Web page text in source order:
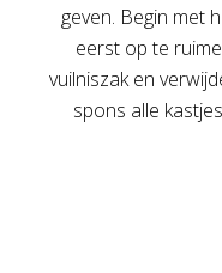
geven. Begin met
eerst op te
vuilniszak en
spons alle